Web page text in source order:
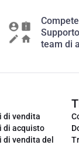
team di
di vendita
di acquisto
vendita del